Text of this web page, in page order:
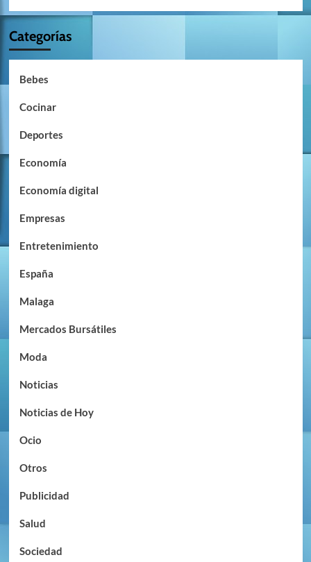
Categorías
Bebes
Cocinar
Deportes
Economía
Economía digital
Empresas
Entretenimiento
España
Malaga
Mercados Bursátiles
Moda
Noticias
Noticias de Hoy
Ocio
Otros
Publicidad
Salud
Sociedad